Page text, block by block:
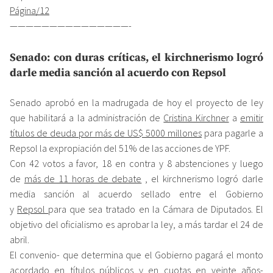
Página/12
———————————————-
Senado: con duras críticas, el kirchnerismo logró
darle media sanción al acuerdo con Repsol
Senado aprobó en la madrugada de hoy el proyecto de ley
que habilitará a la administración de Cristina Kirchnera emitir
títulos de deuda por más de US$ 5000 millones para pagarle a
Repsol la expropiación del 51% de las acciones de YPF.
Con 42 votos a favor, 18 en contra y 8 abstenciones y luego
de más de 11 horas de debate , el kirchnerismo logró darle
media sanción al acuerdo sellado entre el Gobierno
y Repsol para que sea tratado en la Cámara de Diputados. El
objetivo del oficialismo es aprobar la ley, a más tardar el 24 de
abril.
El convenio- que determina que el Gobierno pagará el monto
acordado en títulos públicos y en cuotas en veinte años-